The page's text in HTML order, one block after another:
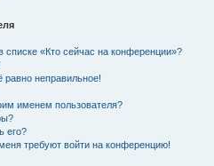
списке «Кто сейчас на конференции»?
неправильное!
именем пользователя?
его?
требуют войти на конференцию!